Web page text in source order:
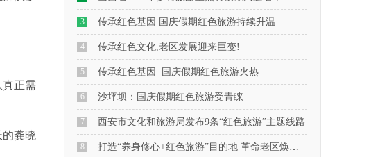
正需
的龚晓
3 传承红色基因 国庆假期红色旅游持续升温
4 传承红色文化,老区发展迎来巨变!
5 传承红色基因 国庆假期红色旅游火热
6 沙坪坝：国庆假期红色旅游受青睐
7 西安市文化和旅游局发布9条“红色旅游”主题线路
8 打造“养身修心+红色旅游”目的地 革命老区焕发新活力